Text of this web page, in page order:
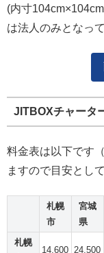
(内寸
は法人のみとなっ
JITBOXチャータ
料金表は以下です
ますので目安とし
札幌
市
宮城
県
札幌
14,600 24,500